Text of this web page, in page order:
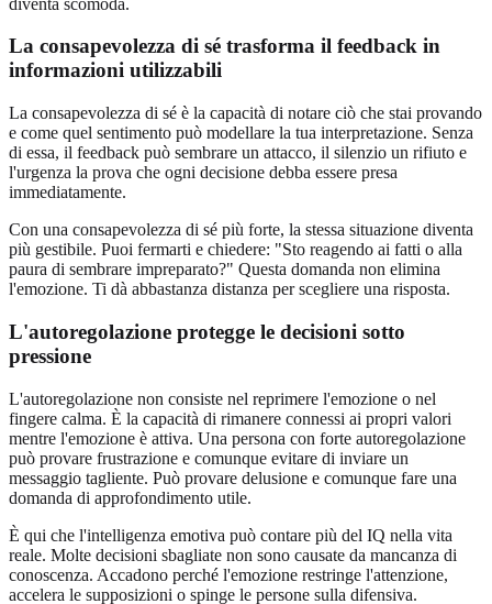
La consapevolezza di sé trasforma il feedback in
informazioni utilizzabili
La consapevolezza di sé è la capacità di notare ciò che stai provando
e come quel sentimento può modellare la tua interpretazione. Senza
di essa, il feedback può sembrare un attacco, il silenzio un rifiuto e
l'urgenza la prova che ogni decisione debba essere presa
immediatamente.
Con una consapevolezza di sé più forte, la stessa situazione diventa
più gestibile. Puoi fermarti e chiedere: "Sto reagendo ai fatti o alla
paura di sembrare impreparato?" Questa domanda non elimina
l'emozione. Ti dà abbastanza distanza per scegliere una risposta.
L'autoregolazione protegge le decisioni sotto
pressione
L'autoregolazione non consiste nel reprimere l'emozione o nel
fingere calma. È la capacità di rimanere connessi ai propri valori
mentre l'emozione è attiva. Una persona con forte autoregolazione
può provare frustrazione e comunque evitare di inviare un
messaggio tagliente. Può provare delusione e comunque fare una
domanda di approfondimento utile.
È qui che l'intelligenza emotiva può contare più del IQ nella vita
reale. Molte decisioni sbagliate non sono causate da mancanza di
conoscenza. Accadono perché l'emozione restringe l'attenzione,
accelera le supposizioni o spinge le persone sulla difensiva.